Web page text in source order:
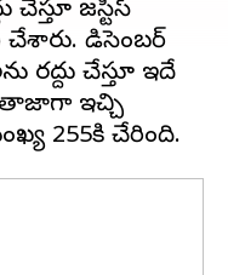
జస్టిస్
డిసెంబర్
రద్దు చేస్తూ ఇదే
తాజాగా ఇచ్చి